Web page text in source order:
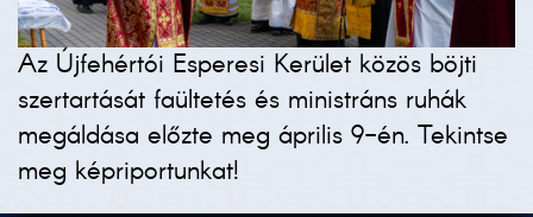
Az Újfehértói Esperesi Kerület közös böjti
szertartását faültetés és ministráns ruhák
megáldása előzte meg április 9-én. Tekintse
meg képriportunkat!